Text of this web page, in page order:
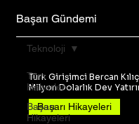
Başarı Gündemi
Tüm
Haberler
Başarı
Hikayeleri
Teknoloji
Türk Girişimci Bercan
Milyon Dolarlık Dev
Başarı Hikayeleri